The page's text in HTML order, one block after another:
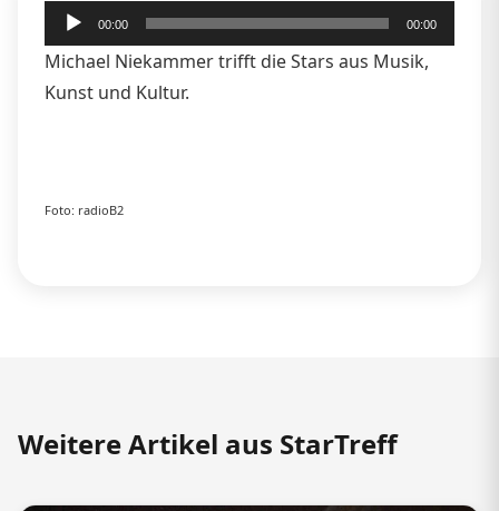
Audio-
Player
00:00 00:00
Michael Niekammer trifft die Stars aus Musik,
Kunst und Kultur.
Foto: radioB2
Weitere Artikel aus StarTreff